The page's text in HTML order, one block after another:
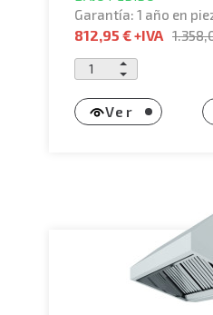
Garantía: 1 año en
812,95 €+IVA
Ver